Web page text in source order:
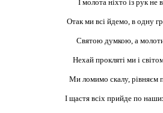
І молота ніхто із рук не
Отак ми всі йдемо, в одну
Святою думкою, а
Нехай прокляті ми і
Ми ломимо скалу, рівняєм
І щастя всіх прийде по